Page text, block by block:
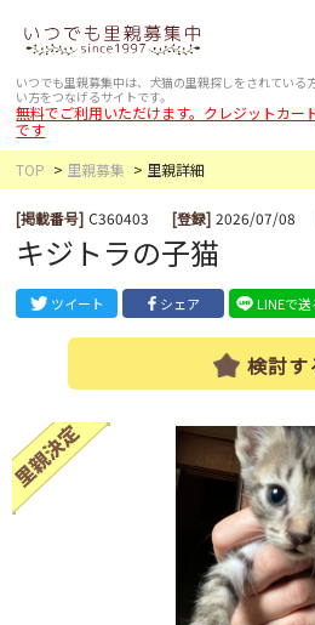
いつでも里親募集中は、犬猫の里親探しをされている
い方をつなげるサイトです。
無料でご利用いただけます。クレジットカー
です
TOP
里親募集 里親詳細
[掲載番号] C360403 [登録] 2026/07/08
キジトラの子猫
ツイート シェア LINEで送
検討す